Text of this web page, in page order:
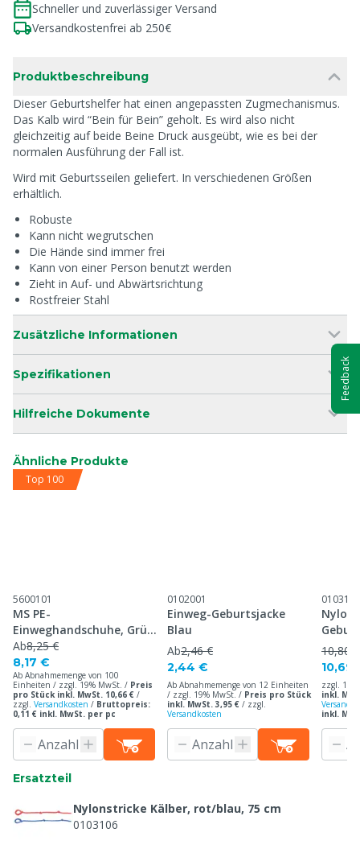
Schneller und zuverlässiger Versand
Versandkostenfrei ab 250€
Produktbeschreibung
Dieser Geburtshelfer hat einen angepassten Zugmechanismus.
Das Kalb wird “Bein für Bein” geholt. Es wird also nicht
gleichzeitig auf beide Beine Druck ausgeübt, wie es bei der
normalen Ausführung der Fall ist.
Wird mit Geburtsseilen geliefert. In verschiedenen Größen
erhältlich.
Robuste
Kann nicht wegrutschen
Die Hände sind immer frei
Kann von einer Person benutzt werden
Zieht in Auf- und Abwärtsrichtung
Rostfreier Stahl
Zusätzliche Informationen
Spezifikationen
Hilfreiche Dokumente
Ähnliche Produkte
Top 100
5600101
MS PE-
Einweghandschuhe, Grün,
lang, 100 Stück
Ab8,25 €
8,17 €
Ab Abnahmemenge von 100
Einheiten / zzgl. 19% MwSt. / Preis
pro Stück inkl. MwSt. 10,66 € /
zzgl. Versandkosten / Bruttopreis:
0,11 € inkl. MwSt. per pc
0102001
Einweg-Geburtsjacke
Blau
Ab2,46 €
2,44 €
Ab Abnahmemenge von 12 Einheiten
/ zzgl. 19% MwSt. / Preis pro Stück
inkl. MwSt. 3,95 € / zzgl.
Versandkosten
0103103
10,80 €
10,69
zzgl.
inkl.
inkl.
Ersatzteil
Nylonstricke Kälber, rot/blau, 75 cm
0103106
Feedback